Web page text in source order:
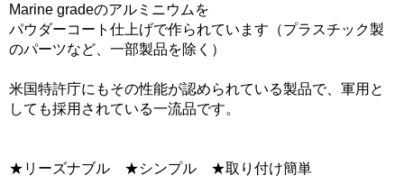
Marine gradeのアルミニウムを
パウダーコート仕上げで作られています（プラスチック製
のパーツなど、一部製品を除く）
米国特許庁にもその性能が認められている製品で、軍用と
しても採用されている一流品です。
★リーズナブル ★シンプル ★取り付け簡単